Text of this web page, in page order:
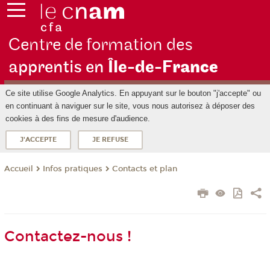
Centre de formation des
apprentis en Île-de-France
Ce site utilise Google Analytics. En appuyant sur le bouton "j'accepte" ou
en continuant à naviguer sur le site, vous nous autorisez à déposer des
cookies à des fins de mesure d'audience.
J'ACCEPTE JE REFUSE
Accueil Infos pratiques Contacts et plan
Contactez-nous !